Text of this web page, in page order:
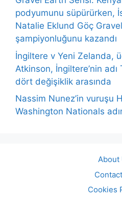
podyumunu süpürürken,
Natalie Eklund Göç Gravel
şampiyonluğunu kazandı
İngiltere v Yeni Zelanda,
Atkinson, İngiltere’nin
dört değişiklik arasında
Nassim Nunez’in vuruşu
Washington Nationals
About
Cookies